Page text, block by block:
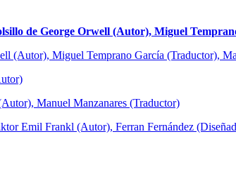
de George Orwell (Autor), Miguel
(Autor), Miguel Temprano García (Traductor),
Manuel Manzanares (Traductor)
Emil Frankl (Autor), Ferran Fernández